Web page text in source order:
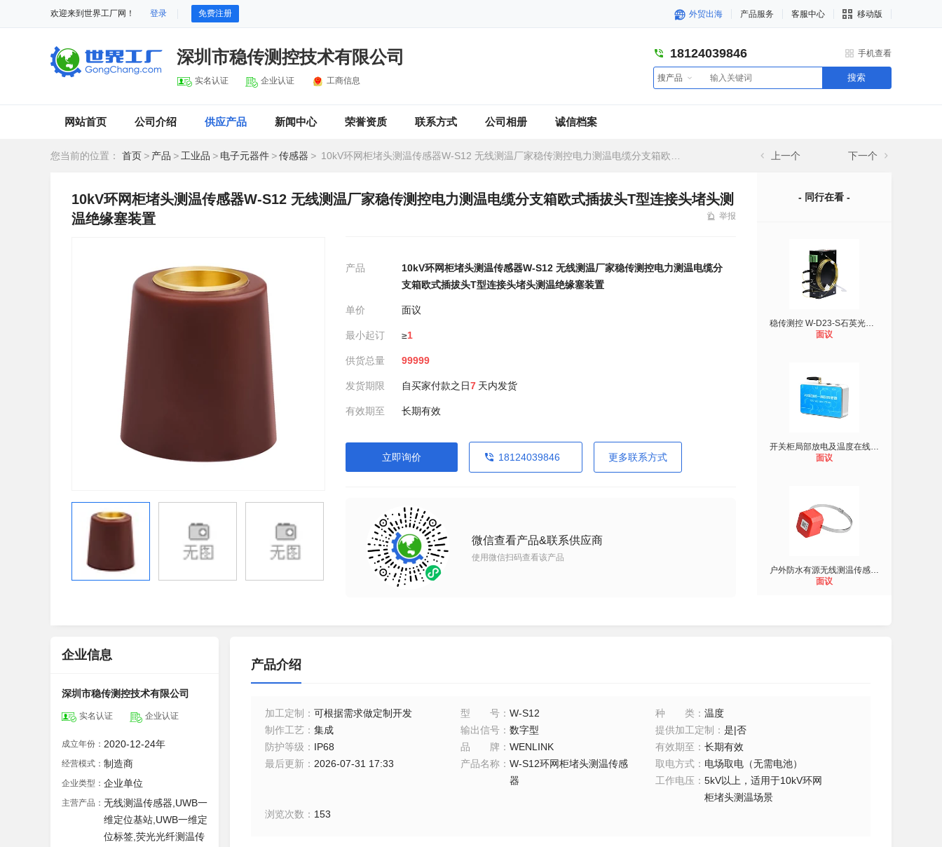
欢迎来到世界工厂网！ 登录 免费注册 外贸出海 产品服务 客服中心 移动版
深圳市稳传测控技术有限公司
实名认证 企业认证 工商信息
18124039846 手机查看
搜产品 搜索
网站首页 公司介绍 供应产品 新闻中心 荣誉资质 联系方式 公司相册 诚信档案
您当前的位置： 首页 > 产品 > 工业品 > 电子元器件 >传感器 > 10kV环网柜堵头测温传感器W-S12 无线测温厂家稳传测控电力测温电缆分支箱欧式插拔头T型连接头堵头测温绝缘塞装置 上一个 下一个
10kV环网柜堵头测温传感器W-S12 无线测温厂家稳传测控电力测温电缆分支箱欧式插拔头T型连接头堵头测
温绝缘塞装置
举报
产品
10kV环网柜堵头测温传感器W-S12 无线测温厂家稳传测控电力测温电缆分
支箱欧式插拔头T型连接头堵头测温绝缘塞装置
单价 面议
最小起订 ≥1
供货总量 99999
发货期限 自买家付款之日7 天内发货
有效期至 长期有效
立即询价 18124039846 更多联系方式
微信查看产品&联系供应商
使用微信扫码查看该产品
- 同行在看 -
稳传测控 W-D23-S石英光纤温度采集器
面议
开关柜局部放电及温度在线监测装置暂
面议
户外防水有源无线测温传感器W-S18开
面议
企业信息
深圳市稳传测控技术有限公司
实名认证 企业认证
成立年份： 2020-12-24年
经营模式： 制造商
企业类型： 企业单位
主营产品： 无线测温传感器,UWB一
维定位基站,UWB一维定
位标签,荧光光纤测温传
产品介绍
加工定制 ： 可根据需求做定制开发 型号： W-S12 种类 ：温度
制作工艺 ： 集成 输出信号： 数字型 提供加工定制 ：是|否
防护等级 ： IP68 品牌 ： WENLINK 有效期至 ：长期有效
最后更新 ： 2026-07-31 17:33 产品名称： W-S12环网柜堵头测温传感
器
取电方式 ： 电场取电（无需电池）
工作电压 ：5kV以上，适用于10kV环网
柜堵头测温场景
浏览次数 ： 153